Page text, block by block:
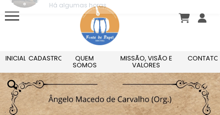
INICIAL CADASTRO QUEM
SOMOS
MISSÃO, VISÃO E
VALORES
CONTATO
Carine .acabou de comprar!
Do limite à vitória: transformação interior
antes do sucesso exterior
Há algumas horas